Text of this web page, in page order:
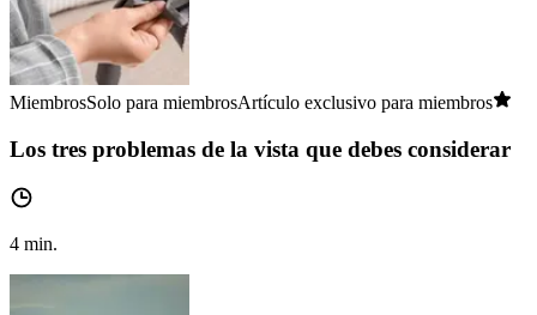
MiembrosSolo para miembrosArtículo exclusivo para miembros
Los tres problemas de la vista que debes considerar
4 min.